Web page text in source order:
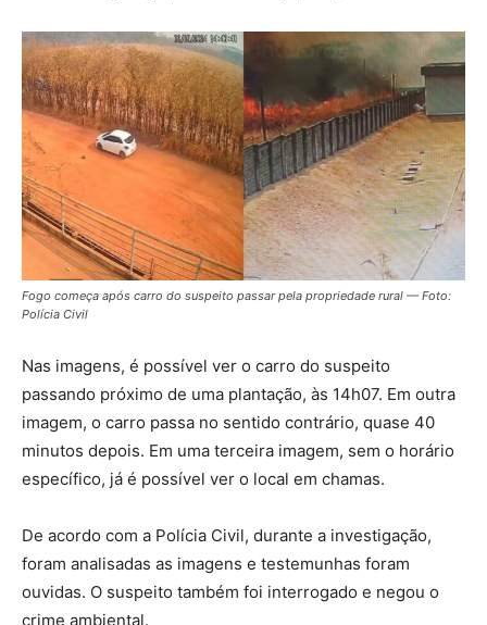
Fogo começa após carro do suspeito passar pela propriedade rural — Foto:
Polícia Civil
Nas imagens, é possível ver o carro do suspeito
passando próximo de uma plantação, às 14h07. Em outra
imagem, o carro passa no sentido contrário, quase 40
minutos depois. Em uma terceira imagem, sem o horário
específico, já é possível ver o local em chamas.
De acordo com a Polícia Civil, durante a investigação,
foram analisadas as imagens e testemunhas foram
ouvidas. O suspeito também foi interrogado e negou o
crime ambiental.